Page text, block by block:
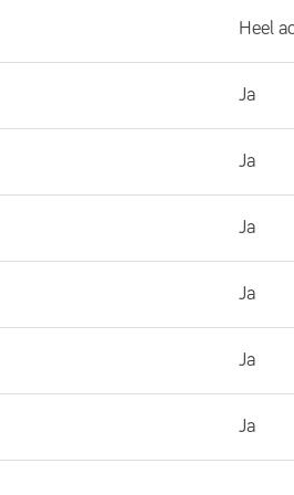
Heel
Ja
Ja
Ja
Ja
Ja
Ja